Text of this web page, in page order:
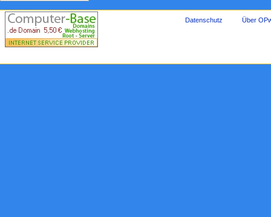
Datenschutz Über